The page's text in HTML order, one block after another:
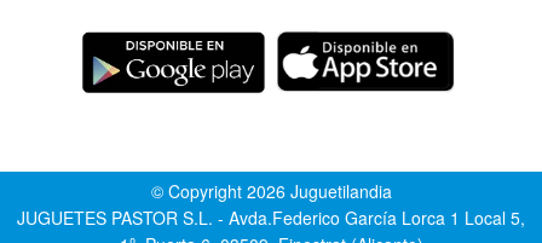
© Copyright 2026 Juguetilandia
JUGUETES PASTOR S.L. - Avda.Federico García Lorca 1 Local 5,